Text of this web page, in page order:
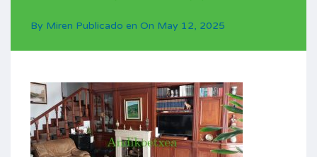
By Miren Publicado en On May 12, 2025